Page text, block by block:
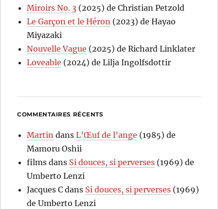
Miroirs No. 3 (2025) de Christian Petzold
Le Garçon et le Héron (2023) de Hayao
Miyazaki
Nouvelle Vague (2025) de Richard Linklater
Loveable (2024) de Lilja Ingolfsdottir
COMMENTAIRES RÉCENTS
Martin dansL’Œuf de l’ange (1985) de
Mamoru Oshii
films dans Si douces, si perverses (1969) de
Umberto Lenzi
Jacques C dans Si douces, si perverses (1969)
de Umberto Lenzi